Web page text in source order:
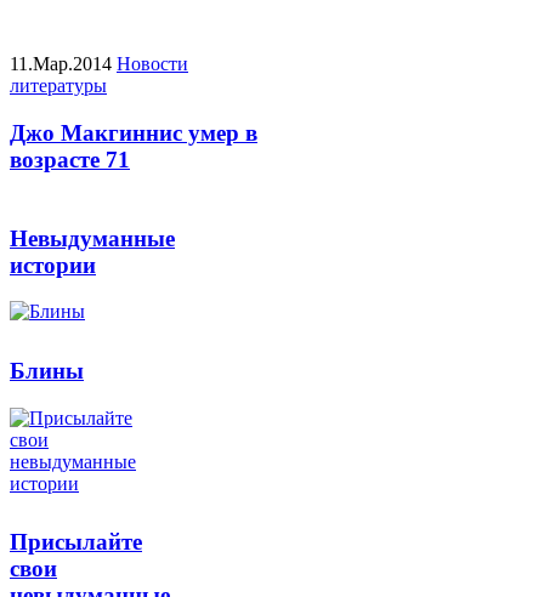
11.Мар.2014 Новости
литературы
Джо Макгиннис умер в
возрасте 71
Невыдуманные
истории
Блины
Присылайте
свои